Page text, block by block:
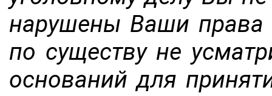
нарушены Ваши права
по существу не
оснований для